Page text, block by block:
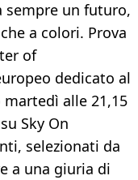
sempre un futuro,
a colori. Prova
of
dedicato al
alle 21,15
Sky On
selezionati da
a una giuria di